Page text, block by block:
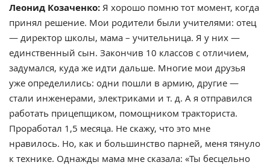
Леонид Козаченко: Я хорошо помню тот момент, когда
принял решение. Мои родители были учителями: отец
— директор школы, мама – учительница. Я у них —
единственный сын. Закончив 10 классов с отличием,
задумался, куда же идти дальше. Многие мои друзья
уже определились: одни пошли в армию, другие —
стали инженерами, электриками и т. д. А я отправился
работать прицепщиком, помощником тракториста.
Проработал 1,5 месяца. Не скажу, что это мне
нравилось. Но, как и большинство парней, меня тянуло
к технике. Однажды мама мне сказала: «Ты бесцельно